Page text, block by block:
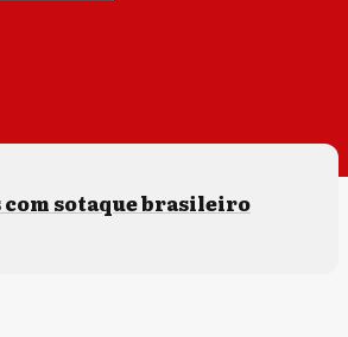
com sotaque brasileiro